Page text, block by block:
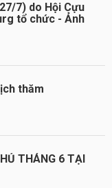
7) do Hội Cựu
tổ chức - Ảnh
thăm
THÁNG 6 TẠI